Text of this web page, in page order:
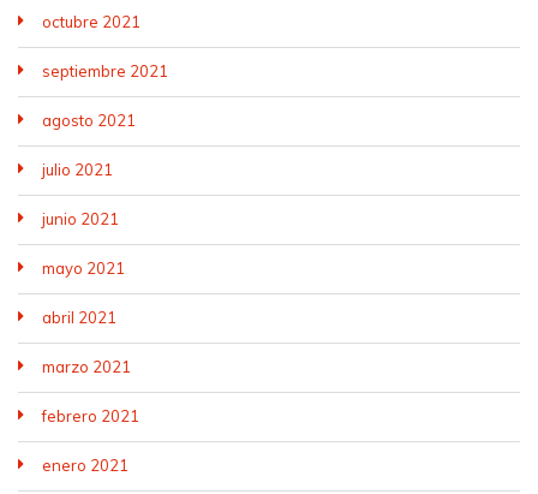
octubre 2021
septiembre 2021
agosto 2021
julio 2021
junio 2021
mayo 2021
abril 2021
marzo 2021
febrero 2021
enero 2021